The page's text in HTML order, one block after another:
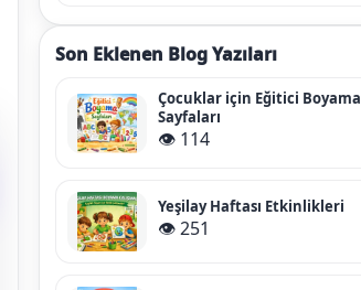
Son Eklenen Blog Yazıları
Çocuklar için Eğitici Boyama
Sayfaları
👁️ 114
Yeşilay Haftası Etkinlikleri
👁️ 251